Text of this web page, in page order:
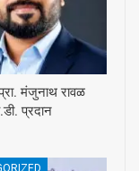
मंजुनाथ रावळ
प्रदान